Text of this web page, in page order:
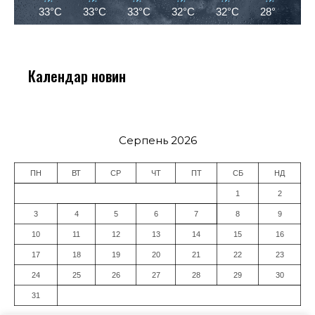
33°C 33°C 33°C 32°C 32°C 28°C
Календар новин
Серпень 2026
ПН ВТ СР ЧТ ПТ СБ НД
1 2
3 4 5 6 7 8 9
10 11 12 13 14 15 16
17 18 19 20 21 22 23
24 25 26 27 28 29 30
31